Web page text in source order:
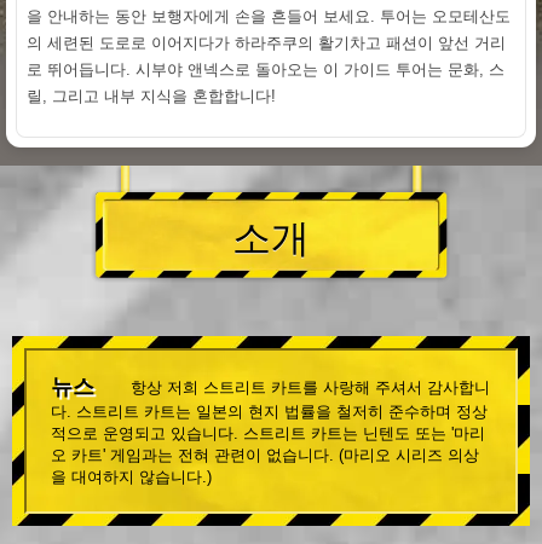
을 안내하는 동안 보행자에게 손을 흔들어 보세요. 투어는 오모테산도
의 세련된 도로로 이어지다가 하라주쿠의 활기차고 패션이 앞선 거리
로 뛰어듭니다. 시부야 앤넥스로 돌아오는 이 가이드 투어는 문화, 스
릴, 그리고 내부 지식을 혼합합니다!
소개
뉴스
항상 저희 스트리트 카트를 사랑해 주셔서 감사합니
다. 스트리트 카트는 일본의 현지 법률을 철저히 준수하며 정상
적으로 운영되고 있습니다. 스트리트 카트는 닌텐도 또는 '마리
오 카트' 게임과는 전혀 관련이 없습니다. (마리오 시리즈 의상
을 대여하지 않습니다.)